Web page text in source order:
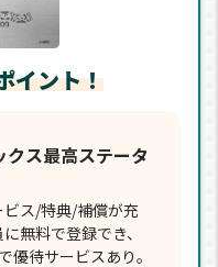
イント！
ス最高ステータ
ス/特典/補償が充
無料で登録でき、
優待サービスあり。